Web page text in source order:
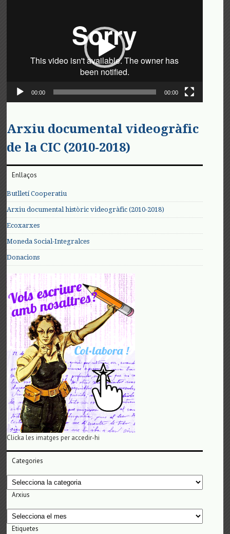
00:00 00:00
Arxiu documental videogràfic
de la CIC (2010-2018)
Enllaços
Butlletí Cooperatiu
Arxiu documental històric videogràfic (2010-2018)
Ecoxarxes
Moneda Social-Integralces
Donacions
Clicka les imatges per accedir-hi
Categories
Categories
Arxius
Arxius
Etiquetes